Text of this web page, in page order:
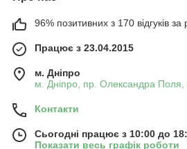
96% позитивних з 170 відгуків за
Працює з 23.04.2015
м. Дніпро
м. Дніпро, пр. Олександра Поля,
Контакти
Сьогодні працює з 10:00 до
Показати весь графік роботи